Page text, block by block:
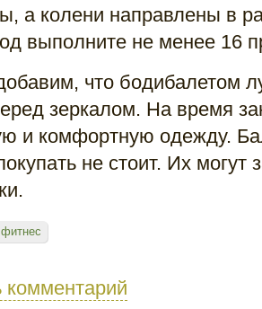
а колени направлены в
выполните не менее 16
что бодибалетом
зеркалом. На время
и комфортную одежду.
не стоит. Их могут
фитнес
комментарий